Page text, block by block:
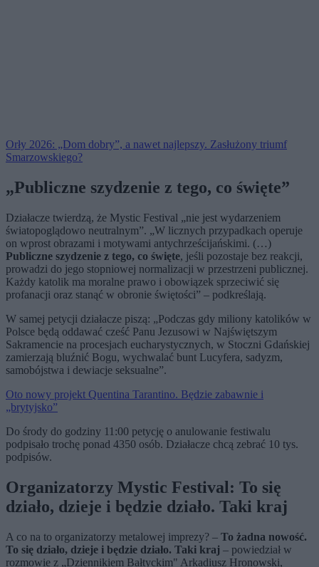
Orły 2026: „Dom dobry”, a nawet najlepszy. Zasłużony triumf
Smarzowskiego?
„Publiczne szydzenie z tego, co święte”
Działacze twierdzą, że Mystic Festival „nie jest wydarzeniem
światopoglądowo neutralnym”. „W licznych przypadkach operuje
on wprost obrazami i motywami antychrześcijańskimi. (…)
Publiczne szydzenie z tego, co święte, jeśli pozostaje bez reakcji,
prowadzi do jego stopniowej normalizacji w przestrzeni publicznej.
Każdy katolik ma moralne prawo i obowiązek sprzeciwić się
profanacji oraz stanąć w obronie świętości” – podkreślają.
W samej petycji działacze piszą: „Podczas gdy miliony katolików w
Polsce będą oddawać cześć Panu Jezusowi w Najświętszym
Sakramencie na procesjach eucharystycznych, w Stoczni Gdańskiej
zamierzają bluźnić Bogu, wychwalać bunt Lucyfera, sadyzm,
samobójstwa i dewiacje seksualne”.
Oto nowy projekt Quentina Tarantino. Będzie zabawnie i
„brytyjsko”
Do środy do godziny 11:00 petycję o anulowanie festiwalu
podpisało trochę ponad 4350 osób. Działacze chcą zebrać 10 tys.
podpisów.
Organizatorzy Mystic Festival: To się
działo, dzieje i będzie działo. Taki kraj
A co na to organizatorzy metalowej imprezy? – To żadna nowość.
To się działo, dzieje i będzie działo. Taki kraj – powiedział w
rozmowie z „Dziennikiem Bałtyckim" Arkadiusz Hronowski,